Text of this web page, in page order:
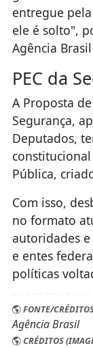
entregue
ele é solto",
Agência
PEC da
A Proposta
Segurança,
Deputados,
Pública,
Com isso,
no formato
autoridades
e entes
políticas
FONTE/
Agência Brasil
CRÉDITOS